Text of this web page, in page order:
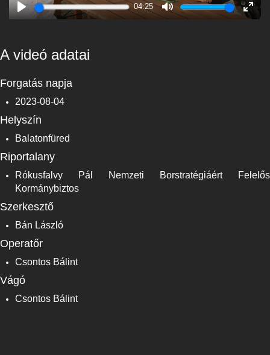
Play
04:25
Mute
Enter
A videó adatai
Forgatás napja
2023-08-04
Helyszín
Balatonfüred
Riportalany
Rókusfalvy Pál Nemzeti Borstratégiáért Felelős
Kormánybiztos
Szerkesztő
Bán László
Operatőr
Csontos Bálint
Vágó
Csontos Bálint